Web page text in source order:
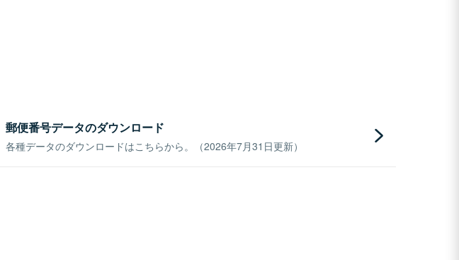
郵便番号データのダウンロード
各種データのダウンロードはこちらから。（2026年7月31日更新）